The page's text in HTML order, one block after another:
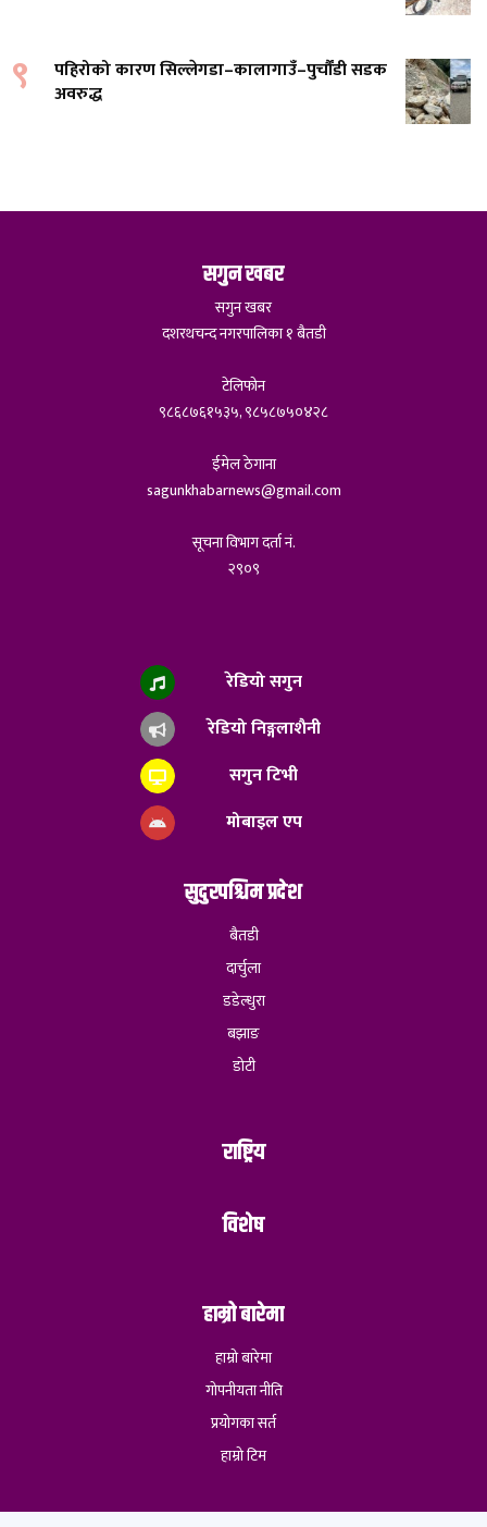
९
पहिरोको कारण सिल्लेगडा–कालागाउँ–पुर्चौंडी सडक
अवरुद्ध
सगुन खबर
सगुन खबर
दशरथचन्द नगरपालिका १ बैतडी
टेलिफोन
९८६८७६१५३५, ९८५८७५०४२८
ईमेल ठेगाना
sagunkhabarnews@gmail.com
सूचना विभाग दर्ता नं.
२९०९
रेडियो सगुन
रेडियो निङ्गलाशैनी
सगुन टिभी
मोबाइल एप
सुदुरपश्चिम प्रदेश
बैतडी
दार्चुला
डडेल्धुरा
बझाङ
डोटी
राष्ट्रिय
विशेष
हाम्रो बारेमा
हाम्रो बारेमा
गोपनीयता नीति
प्रयोगका सर्त
हाम्रो टिम